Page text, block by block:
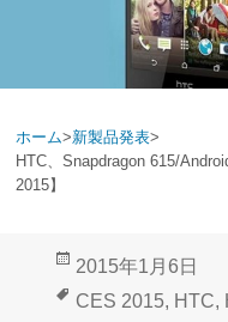
ホーム>新製品発表>
HTC、Snapdragon 615/
2015】
投
稿
2015年1月6日
タ
CES 2015, HTC,